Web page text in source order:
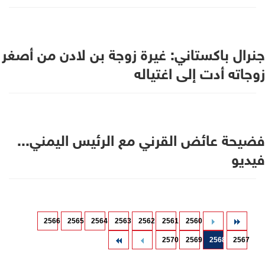
جنرال باكستاني: غيرة زوجة بن لادن من أصغر
زوجاته أدت إلى اغتياله
فضيحة عائض القرني مع الرئيس اليمني...
فيديو
2560
2561
2562
2563
2564
2565
2566
2567
2568
2569
2570